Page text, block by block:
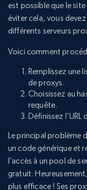
est possible que le
éviter cela, vous
différents serveurs
Voici comment
Remplissez une
de proxys.
Choisissez au
requête.
Définissez
Le principal problème
un code générique et
l’accès à un pool de
gratuit.
plus efficace ! Ses